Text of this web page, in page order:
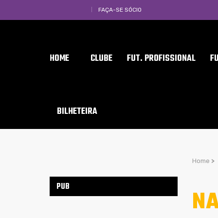
FAÇA-SE SÓCIO
HOME CLUBE FUT. PROFISSIONAL
BILHETEIRA
Home >
PUB